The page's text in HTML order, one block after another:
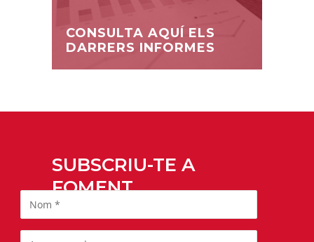
CONSULTA AQUÍ ELS
DARRERS INFORMES
SUBSCRIU-TE A
FOMENT